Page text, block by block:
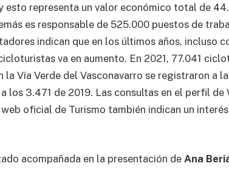
esto representa un valor económico total de
es responsable de 525.000 puestos de
indican que en los últimos años, incluso
va en aumento. En 2021, 77.041
la Vía Verde del Vasconavarro se registraron a
los 3.471 de 2019. Las consultas en el perfil de
oficial de Turismo también indican un
acompañada en la presentación de Ana